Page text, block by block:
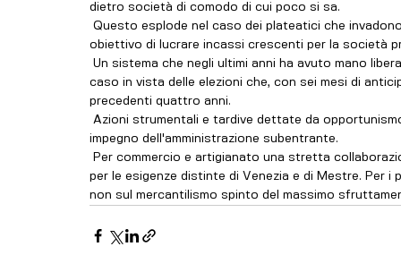
dietro società di comodo di cui poco si sa.
obiettivo di lucrare incassi crescenti per la società
caso in vista delle elezioni che, con sei mesi di
precedenti quattro anni.
impegno dell'amministrazione subentrante.
per le esigenze distinte di Venezia e di Mestre. Per
non sul mercantilismo spinto del massimo